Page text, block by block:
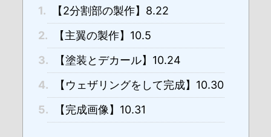
1.
【2分割部の製作】8.22
2.
【主翼の製作】10.5
3.
【塗装とデカール】10.24
4.
【ウェザリングをして完成】10.30
5.
【完成画像】10.31